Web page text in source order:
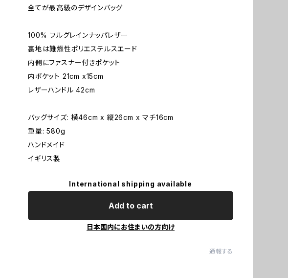
全てが最高級のデザインバッグ
100% フルグレインナッパレザー
裏地は難燃性ポリエステルスエード
内側にファスナー付きポケット
内ポケット 21cm x15cm
レザーハンドル 42cm
バッグサイズ: 横46cm x 縦26cm x マチ16cm
重量: 580g
ハンドメイド
イギリス製
International shipping available
Add to cart
日本国内にお住まいの方向け
通報する